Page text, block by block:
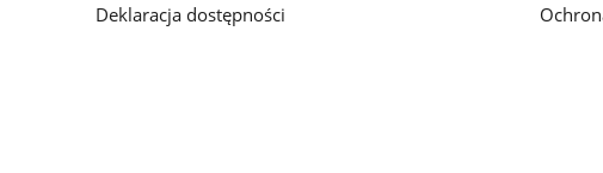
Deklaracja dostępności